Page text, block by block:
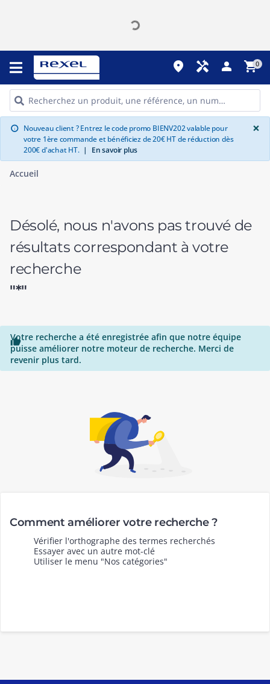
place handyman person shopping_cart0
info Nouveau client ? Entrez le code promo BIENV202 valable pour
votre 1ère commande et bénéficiez de 20€ HT de réduction dès
200€ d'achat HT. | En savoir plus
×
Accueil
Désolé, nous n'avons pas trouvé de
résultats correspondant à votre
recherche
"*"

Votre recherche a été enregistrée afin que notre équipe
puisse améliorer notre moteur de recherche. Merci de
revenir plus tard.
Comment améliorer votre recherche ?
Vérifier l'orthographe des termes recherchés
Essayer avec un autre mot-clé
Utiliser le menu "Nos catégories"